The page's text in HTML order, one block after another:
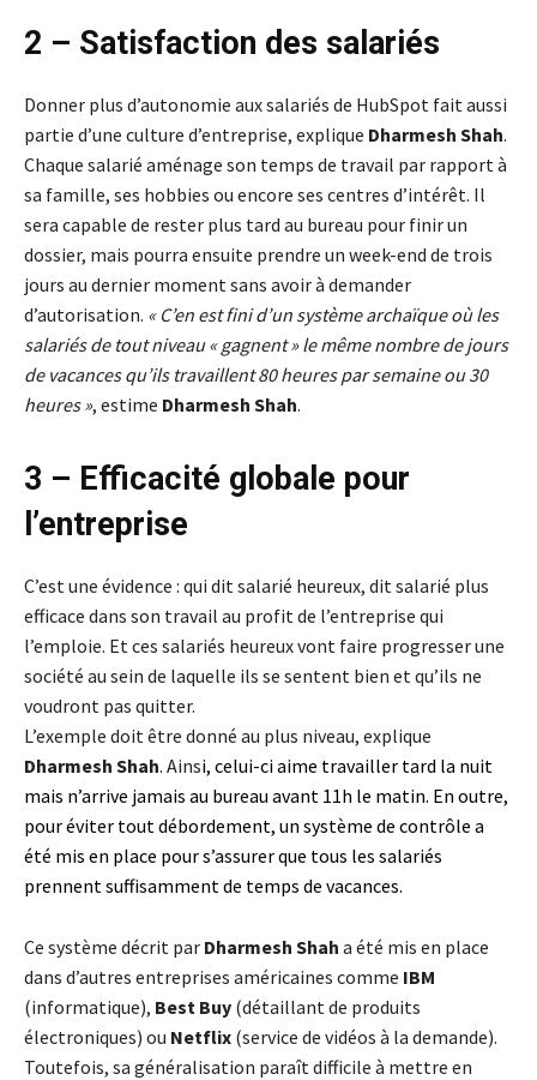
2 – Satisfaction des salariés
Donner plus d’autonomie aux salariés de HubSpot fait aussi
partie d’une culture d’entreprise, explique Dharmesh Shah.
Chaque salarié aménage son temps de travail par rapport à
sa famille, ses hobbies ou encore ses centres d’intérêt. Il
sera capable de rester plus tard au bureau pour finir un
dossier, mais pourra ensuite prendre un week-end de trois
jours au dernier moment sans avoir à demander
d’autorisation. « C’en est fini d’un système archaïque où les
salariés de tout niveau « gagnent » le même nombre de jours
de vacances qu’ils travaillent 80 heures par semaine ou 30
heures », estime Dharmesh Shah.
3 – Efficacité globale pour
l’entreprise
C’est une évidence : qui dit salarié heureux, dit salarié plus
efficace dans son travail au profit de l’entreprise qui
l’emploie. Et ces salariés heureux vont faire progresser une
société au sein de laquelle ils se sentent bien et qu’ils ne
voudront pas quitter.
L’exemple doit être donné au plus niveau, explique
Dharmesh Shah. Ainsi, celui-ci aime travailler tard la nuit
mais n’arrive jamais au bureau avant 11h le matin. En outre,
pour éviter tout débordement, un système de contrôle a
été mis en place pour s’assurer que tous les salariés
prennent suffisamment de temps de vacances.
Ce système décrit par Dharmesh Shah a été mis en place
dans d’autres entreprises américaines comme IBM
(informatique), Best Buy (détaillant de produits
électroniques) ou Netflix (service de vidéos à la demande).
Toutefois, sa généralisation paraît difficile à mettre en